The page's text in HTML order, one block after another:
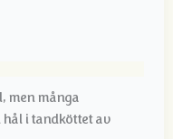
men många
i tandköttet av